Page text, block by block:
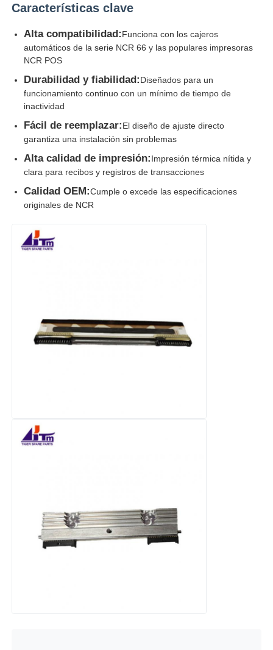
Características clave
Alta compatibilidad:Funciona con los cajeros
automáticos de la serie NCR 66 y las populares impresoras
NCR POS
Durabilidad y fiabilidad:Diseñados para un
funcionamiento continuo con un mínimo de tiempo de
inactividad
Fácil de reemplazar:El diseño de ajuste directo
garantiza una instalación sin problemas
Alta calidad de impresión:Impresión térmica nítida y
clara para recibos y registros de transacciones
Calidad OEM:Cumple o excede las especificaciones
originales de NCR